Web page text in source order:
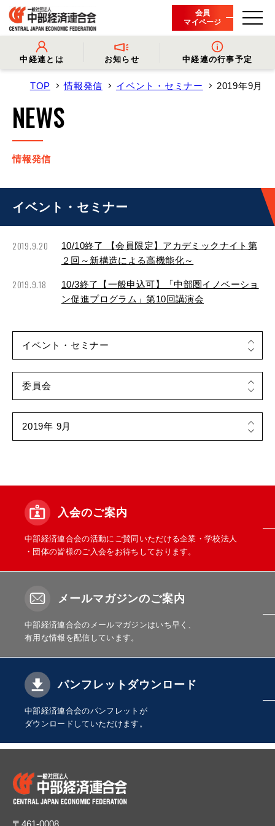
会員
マイページ
中経連とは
- 中経連とは - 会長挨拶
- 役員名簿
- 会員一覧
お知らせ
- 情報発信 - プレスリリース
- 会長コメント
- イベント・セミナー
中経連の行事予定
TOP 情報発信 イベント・セミナー 2019年9月
NEWS
情報発信
イベント・セミナー
2019.9.20
10/10終了 【会員限定】アカデミックナイト第
２回～新構造による高機能化～
2019.9.18
10/3終了【一般申込可】「中部圏イノベーショ
ン促進プログラム」第10回講演会
入会のご案内
中部経済連合会の活動にご賛同いただける企業・学校法人
・団体の皆様のご入会をお待ちしております。
メールマガジンのご案内
中部経済連合会のメールマガジンはいち早く、
有用な情報を配信しています。
パンフレットダウンロード
中部経済連合会のパンフレットが
ダウンロードしていただけます。
〒461-0008